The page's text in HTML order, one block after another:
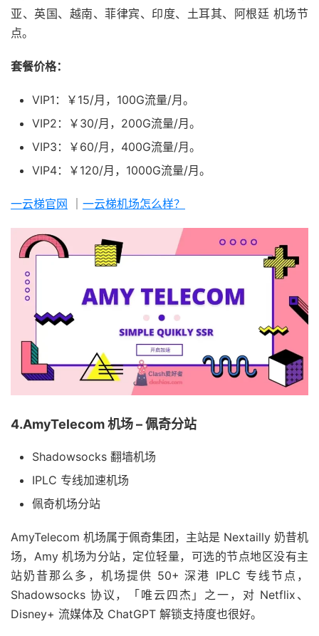
亚、英国、越南、菲律宾、印度、土耳其、阿根廷 机场节
点。
套餐价格：
VIP1：￥15/月，100G流量/月。
VIP2：￥30/月，200G流量/月。
VIP3：￥60/月，400G流量/月。
VIP4：￥120/月，1000G流量/月。
一云梯官网 一云梯机场怎么样？
4.AmyTelecom 机场 – 佩奇分站
Shadowsocks 翻墙机场
IPLC 专线加速机场
佩奇机场分站
AmyTelecom 机场属于佩奇集团，主站是 Nextailly 奶昔机
场，Amy 机场为分站，定位轻量，可选的节点地区没有主
站奶昔那么多，机场提供 50+ 深港 IPLC 专线节点，
Shadowsocks 协议，「唯云四杰」之一，对 Netflix、
Disney+ 流媒体及 ChatGPT 解锁支持度也很好。